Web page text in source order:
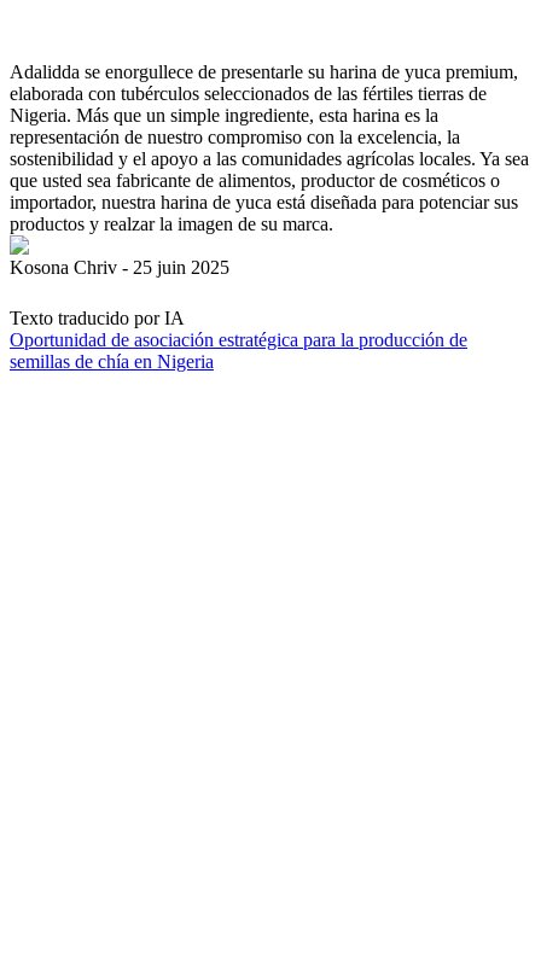
Adalidda se enorgullece de presentarle su harina de yuca premium,
elaborada con tubérculos seleccionados de las fértiles tierras de
Nigeria. Más que un simple ingrediente, esta harina es la
representación de nuestro compromiso con la excelencia, la
sostenibilidad y el apoyo a las comunidades agrícolas locales. Ya sea
que usted sea fabricante de alimentos, productor de cosméticos o
importador, nuestra harina de yuca está diseñada para potenciar sus
productos y realzar la imagen de su marca.
Kosona Chriv - 25 juin 2025
Texto traducido por IA
Oportunidad de asociación estratégica para la producción de
semillas de chía en Nigeria